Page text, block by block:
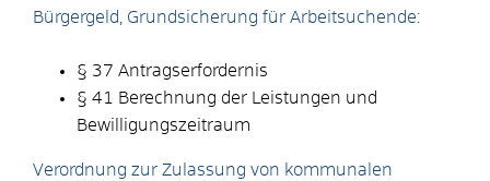
Bürgergeld, Grundsicherung für Arbeitsuchende:
§ 37 Antragserfordernis
§ 41 Berechnung der Leistungen und
Bewilligungszeitraum
Verordnung zur Zulassung von kommunalen